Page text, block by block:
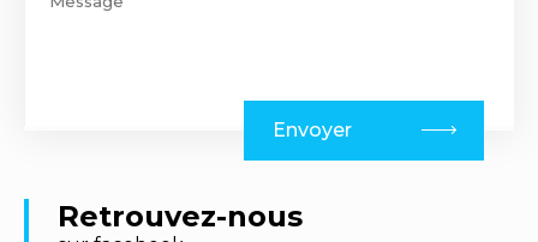
Retrouvez-nous
Envoyer